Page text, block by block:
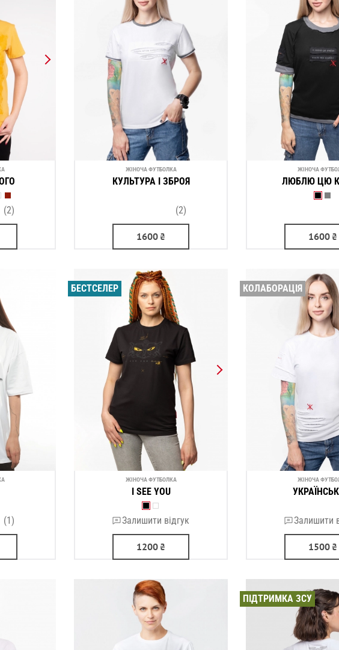
(2)
ЖІНОЧА ФУТБОЛКА
КУЛЬТУРА І ЗБРОЯ
(2)
1600₴
ЖІНОЧА
ЛЮБЛЮ ЦЮ
1600₴
(1)
БЕСТСЕЛЕР
ЖІНОЧА ФУТБОЛКА
I SEE YOU
Залишити відгук
1200₴
КОЛАБОРАЦІЯ
ЖІНОЧА
Залишити
1500₴
ПІДТРИМКА ЗСУ